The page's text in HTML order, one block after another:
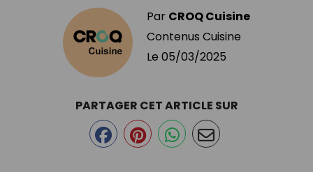
Par CROQ Cuisine
Contenus Cuisine
Le 05/03/2025
PARTAGER CET ARTICLE SUR